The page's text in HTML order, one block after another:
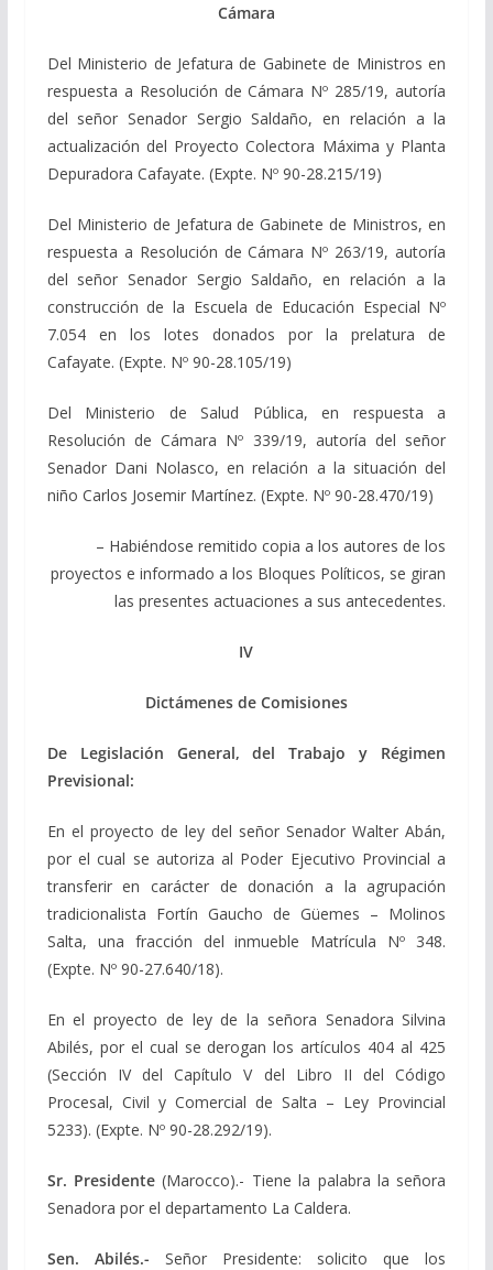
Cámara
Del Ministerio de Jefatura de Gabinete de Ministros en
respuesta a Resolución de Cámara Nº 285/19, autoría
del señor Senador Sergio Saldaño, en relación a la
actualización del Proyecto Colectora Máxima y Planta
Depuradora Cafayate. (Expte. Nº 90-28.215/19)
Del Ministerio de Jefatura de Gabinete de Ministros, en
respuesta a Resolución de Cámara Nº 263/19, autoría
del señor Senador Sergio Saldaño, en relación a la
construcción de la Escuela de Educación Especial Nº
7.054 en los lotes donados por la prelatura de
Cafayate. (Expte. Nº 90-28.105/19)
Del Ministerio de Salud Pública, en respuesta a
Resolución de Cámara Nº 339/19, autoría del señor
Senador Dani Nolasco, en relación a la situación del
niño Carlos Josemir Martínez. (Expte. Nº 90-28.470/19)
– Habiéndose remitido copia a los autores de los
proyectos e informado a los Bloques Políticos, se giran
las presentes actuaciones a sus antecedentes.
IV
Dictámenes de Comisiones
De Legislación General, del Trabajo y Régimen
Previsional:
En el proyecto de ley del señor Senador Walter Abán,
por el cual se autoriza al Poder Ejecutivo Provincial a
transferir en carácter de donación a la agrupación
tradicionalista Fortín Gaucho de Güemes – Molinos
Salta, una fracción del inmueble Matrícula Nº 348.
(Expte. Nº 90-27.640/18).
En el proyecto de ley de la señora Senadora Silvina
Abilés, por el cual se derogan los artículos 404 al 425
(Sección IV del Capítulo V del Libro II del Código
Procesal, Civil y Comercial de Salta – Ley Provincial
5233). (Expte. Nº 90-28.292/19).
Sr. Presidente (Marocco).- Tiene la palabra la señora
Senadora por el departamento La Caldera.
Sen. Abilés.- Señor Presidente: solicito que los